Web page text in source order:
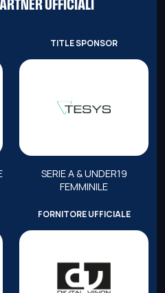
UFFICIALI
TITLE SPONSOR
SERIE A & UNDER19
FEMMINILE
FORNITORE UFFICIALE